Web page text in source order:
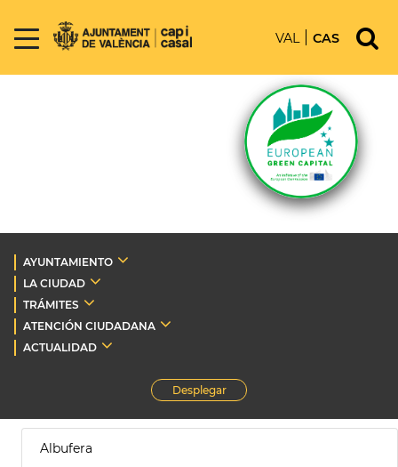
VAL CAS
AYUNTAMIENTO
LA CIUDAD
TRÁMITES
ATENCIÓN CIUDADANA
ACTUALIDAD
Desplegar
Albufera